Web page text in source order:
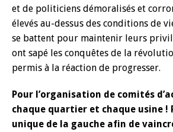
et de politiciens démoralisés et
élevés au-dessus des conditions de
se battent pour maintenir leurs
ont sapé les conquêtes de la
permis à la réaction de progresser.
Pour l’organisation de comités
chaque quartier et chaque usine !
unique de la gauche afin de